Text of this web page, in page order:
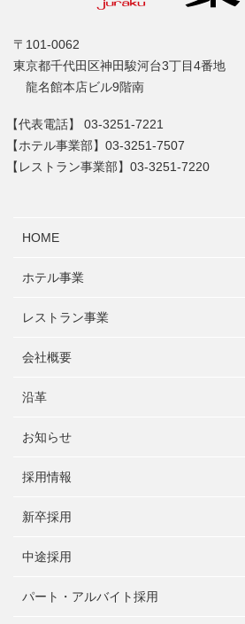
〒101-0062
東京都千代田区神田駿河台3丁目4番地
龍名館本店ビル9階南
【代表電話】 03-3251-7221
【ホテル事業部】 03-3251-7507
【レストラン事業部】 03-3251-7220
HOME
ホテル事業
レストラン事業
会社概要
沿革
お知らせ
採用情報
新卒採用
中途採用
パート・アルバイト採用